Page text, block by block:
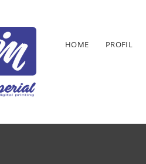
HOME PROFIL